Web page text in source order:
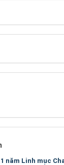
năm Linh mục